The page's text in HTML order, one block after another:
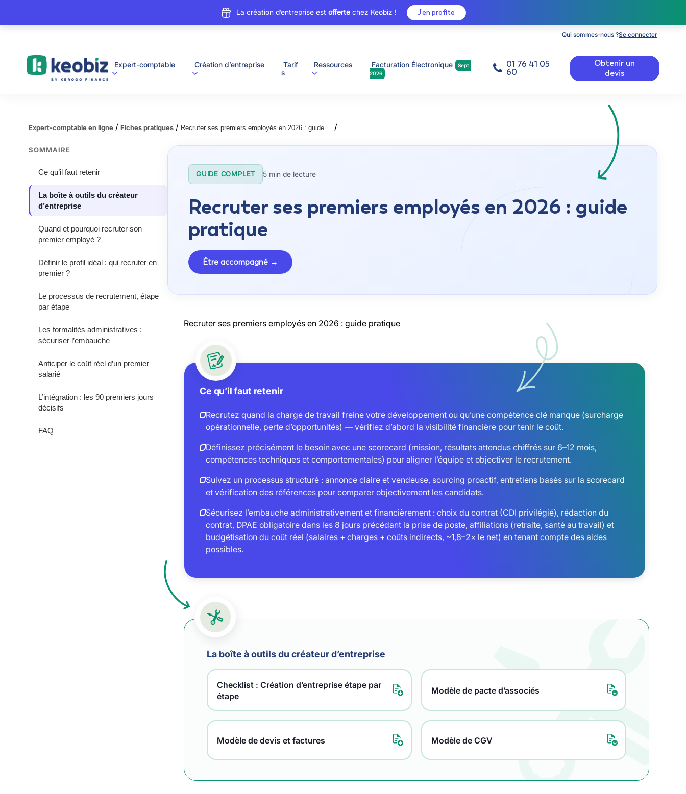
La création d’entreprise est offertechez Keobiz ! J’en profite
Qui sommes-nous ?Se connecter
A
c
c
u
Expert-comptable Création d’entreprise
Tarif
s
Ressources Facturation Électronique
Sept.
2026
01 76 41 05
60
Obtenir un
devis
Expert-comptable en ligne / Fiches pratiques / Recruter ses premiers employés en 2026 : guide ... /
SOMMAIRE
Ce qu’il faut retenir
La boîte à outils du créateur
d’entreprise
Quand et pourquoi recruter son
premier employé ?
Définir le profil idéal : qui recruter en
premier ?
Le processus de recrutement, étape
par étape
Les formalités administratives :
sécuriser l’embauche
Anticiper le coût réel d’un premier
salarié
L’intégration : les 90 premiers jours
décisifs
FAQ
GUIDE COMPLET 5 min de lecture
Recruter ses premiers employés en 2026 : guide
pratique
Être accompagné →
Recruter ses premiers employés en 2026 : guide pratique
Ce qu’il faut retenir
Recrutez quand la charge de travail freine votre développement ou qu’une compétence clé manque (surcharge
opérationnelle, perte d’opportunités) — vérifiez d’abord la visibilité financière pour tenir le coût.
Définissez précisément le besoin avec une scorecard (mission, résultats attendus chiffrés sur 6–12 mois,
compétences techniques et comportementales) pour aligner l’équipe et objectiver le recrutement.
Suivez un processus structuré : annonce claire et vendeuse, sourcing proactif, entretiens basés sur la scorecard
et vérification des références pour comparer objectivement les candidats.
Sécurisez l’embauche administrativement et financièrement : choix du contrat (CDI privilégié), rédaction du
contrat, DPAE obligatoire dans les 8 jours précédant la prise de poste, affiliations (retraite, santé au travail) et
budgétisation du coût réel (salaires + charges + coûts indirects, ~1,8–2× le net) en tenant compte des aides
possibles.
La boîte à outils du créateur d’entreprise
Checklist : Création d’entreprise étape par
étape
Modèle de pacte d’associés
Modèle de devis et factures Modèle de CGV